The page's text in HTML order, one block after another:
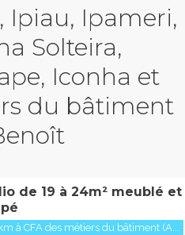
Ipiau, Ipameri,
Solteira,
Iconha et
du bâtiment
de 19 à 24m² meublé et
à CFA des métiers du bâtiment (A...